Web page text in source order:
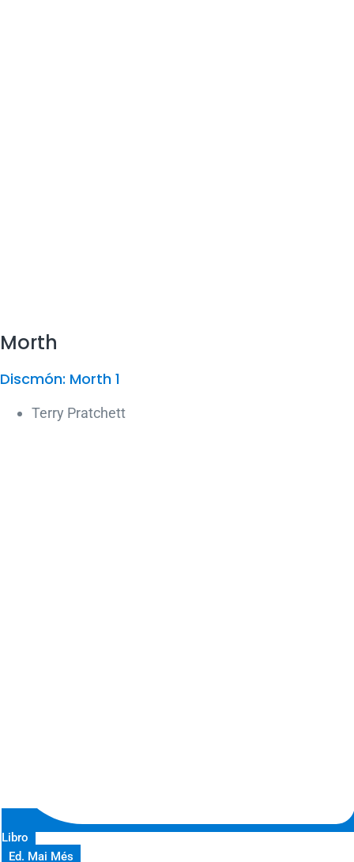
Morth
Discmón: Morth 1
Terry Pratchett
Libro
Ed. Mai Més